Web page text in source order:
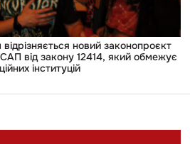
новий законопроєкт
від закону 12414, який обмежує
інституцій